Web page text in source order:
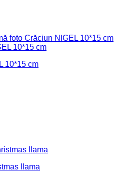
10*15 cm
llama